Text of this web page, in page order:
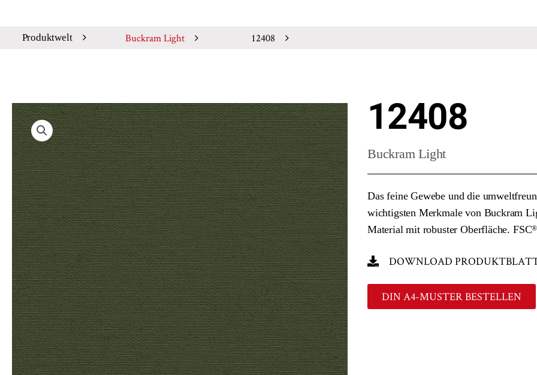
Produktwelt Buckram Light 12408
12408
Buckram Light
Das feine Gewebe und die
wichtigsten Merkmale von Buckram
Material mit robuster Oberfläche. FSC®
DOWNLOAD
DIN A4-MUSTER BESTELLEN